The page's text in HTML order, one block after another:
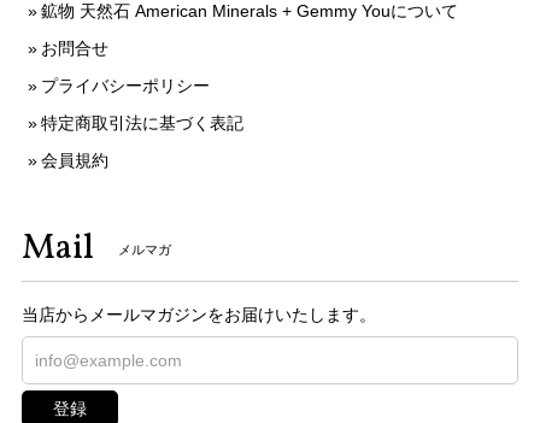
鉱物 天然石 American Minerals + Gemmy Youについて
お問合せ
プライバシーポリシー
特定商取引法に基づく表記
会員規約
Mail メルマガ
当店からメールマガジンをお届けいたします。
登録